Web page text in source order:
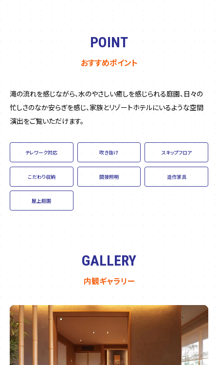
POINT
おすすめポイント
滝の流れを感じながら、水のやさしい癒しを感じられる庭園、日々の
忙しさのなか安らぎを感じ、家族とリゾートホテルにいるような空間
演出をご覧いただけます。
テレワーク対応 吹き抜け スキップフロア
こだわり収納 間接照明 造作家具
屋上庭園
GALLERY
内観ギャラリー